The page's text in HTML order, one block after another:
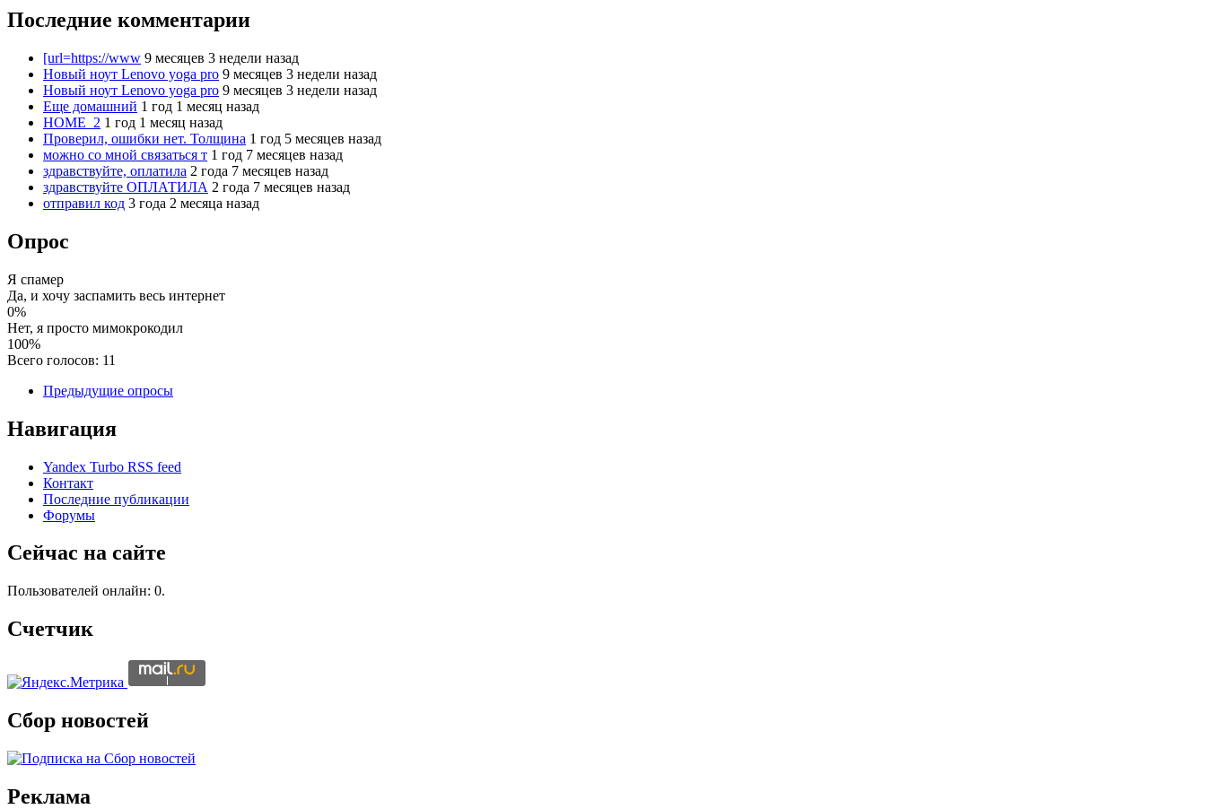
Последние комментарии
[url=https://www 9 месяцев 3 недели назад
Новый ноут Lenovo yoga pro 9 месяцев 3 недели назад
Новый ноут Lenovo yoga pro 9 месяцев 3 недели назад
Еще домашний 1 год 1 месяц назад
HOME_2 1 год 1 месяц назад
Проверил, ошибки нет. Толщина 1 год 5 месяцев назад
можно со мной связаться т 1 год 7 месяцев назад
здравствуйте, оплатила 2 года 7 месяцев назад
здравствуйте ОПЛАТИЛА 2 года 7 месяцев назад
отправил код 3 года 2 месяца назад
Опрос
Я спамер
Да, и хочу заспамить весь интернет
0%
Нет, я просто мимокрокодил
100%
Всего голосов: 11
Предыдущие опросы
Навигация
Yandex Turbo RSS feed
Контакт
Последние публикации
Форумы
Сейчас на сайте
Пользователей онлайн: 0.
Счетчик
Сбор новостей
Реклама